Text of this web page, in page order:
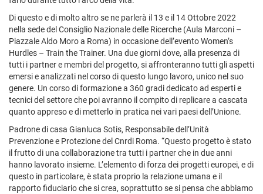
Di questo e di molto altro se ne parlerà il 13 e il 14 Ottobre 2022
nella sede del Consiglio Nazionale delle Ricerche (Aula Marconi –
Piazzale Aldo Moro a Roma) in occasione dell’evento Women’s
Hurdles – Train the Trainer. Una due giorni dove, alla presenza di
tutti i partner e membri del progetto, si affronteranno tutti gli aspetti
emersi e analizzati nel corso di questo lungo lavoro, unico nel suo
genere. Un corso di formazione a 360 gradi dedicato ad esperti e
tecnici del settore che poi avranno il compito di replicare a cascata
quanto appreso e di metterlo in pratica nei vari paesi dell’Unione.
Padrone di casa Gianluca Sotis, Responsabile dell’Unità
Prevenzione e Protezione del Cnrdi Roma. “Questo progetto è stato
il frutto di una collaborazione tra tutti i partner che in due anni
hanno lavorato insieme. L’elemento di forza dei progetti europei, e di
questo in particolare, è stata proprio la relazione umana e il
rapporto fiduciario che si crea, soprattutto se si pensa che abbiamo